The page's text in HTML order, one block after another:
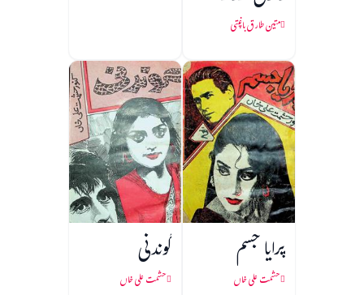
متین طارق باغپتی
پرایا جسم
حشمت علی خاں
گوندنی
حشمت علی خاں